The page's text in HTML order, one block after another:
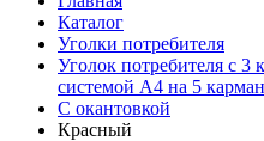
Каталог
Уголки потребителя
Уголок потребителя с
системой А4 на 5
C окантовкой
Красный